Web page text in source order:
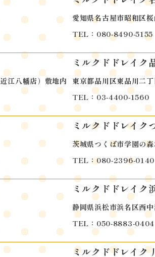
愛知県名古屋市昭和区
TEL：080-8490-5155
江八幡店）敷地内
ミルクドドレイク
東京都品川区東品川二
TEL：03-4400-1560
ミルクドドレイク
茨城県つくば市学園の
TEL：080-2396-0140
ミルクドドレイク
静岡県浜松市浜名区西
TEL：050-8883-0404
ミルクドドレイク